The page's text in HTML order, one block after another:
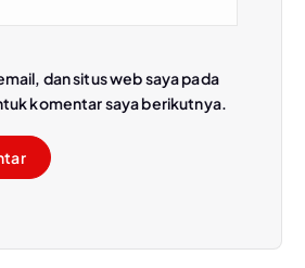
dan situs web saya pada
komentar saya berikutnya.